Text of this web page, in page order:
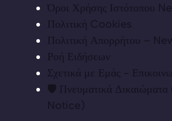
Όροι Χρήσης Ιστότοπου
Πολιτική Cookies
Πολιτική Απορρήτου –
Ροή Ειδήσεων
Σχετικά με Εμάς -
🛡️ Πνευματικά
Notice)